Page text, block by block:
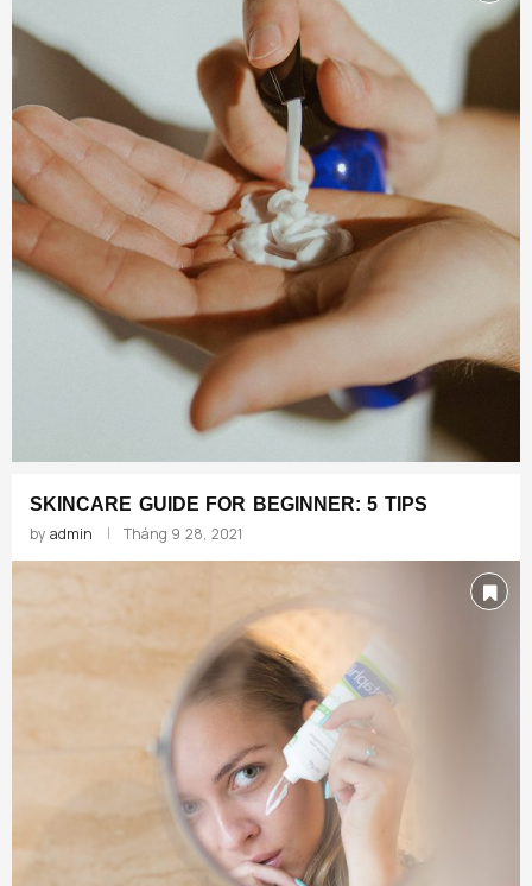
SKINCARE GUIDE FOR BEGINNER: 5 TIPS
by admin Tháng 9 28, 2021